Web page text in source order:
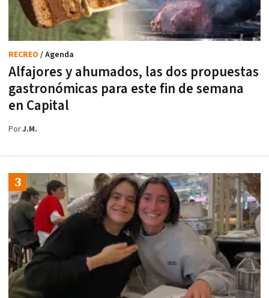
Alfajores y ahumados, las dos propuestas
gastronómicas para este fin de semana
en Capital
RECREO / Agenda
PorJ.M.